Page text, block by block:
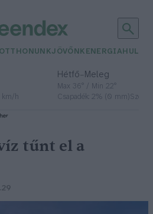
OTTHONUNKJÖVŐNK ENERGIA
km/h
Hétfő– Meleg
Max 36° / Min 22°
Csapadék: 2% (0 mm)Szél:
tűnt el a